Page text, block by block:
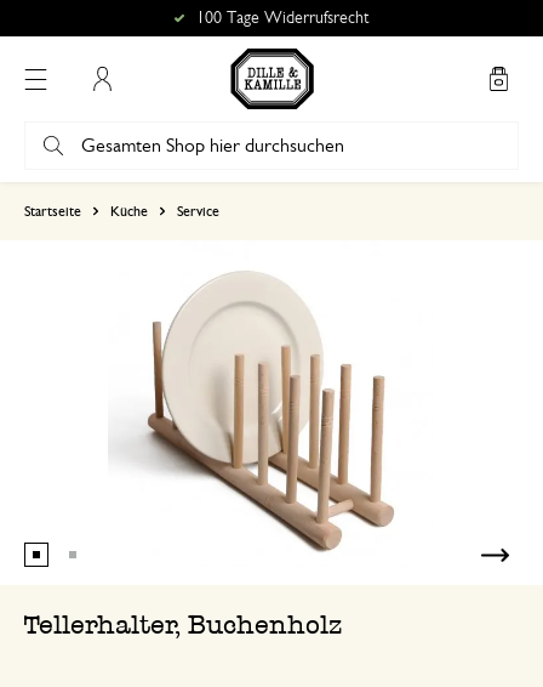
100 Tage Widerrufsrecht
Startseite Küche Service
Tellerhalter, Buchenholz